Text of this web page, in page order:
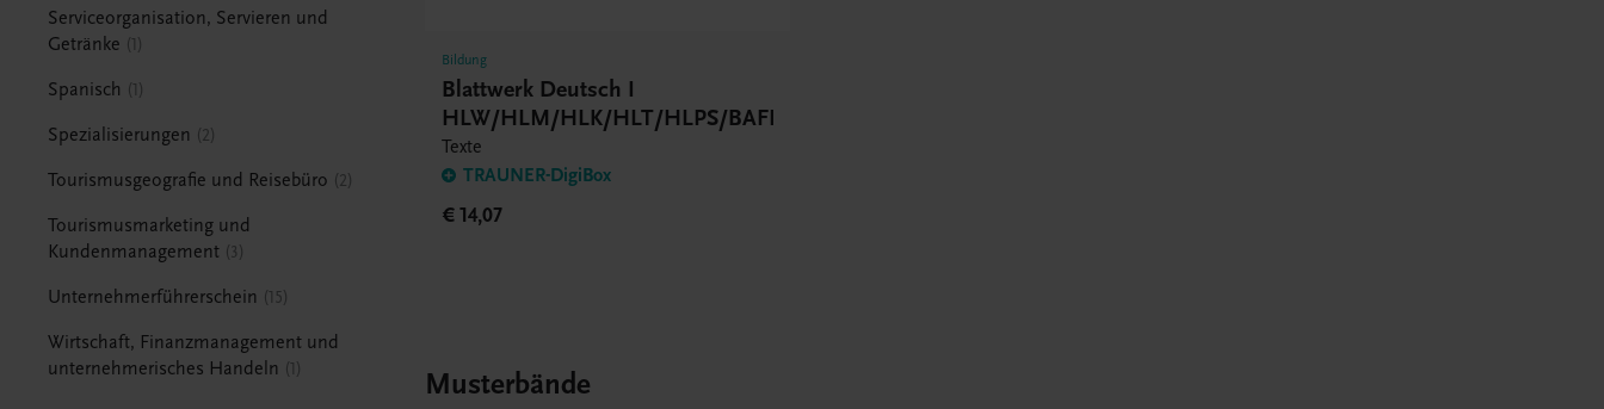
Serviceorganisation, Servieren und
Getränke
1
Spanisch 1
Spezialisierungen 2
Tourismusgeografie und Reisebüro 2
Tourismusmarketing und
Kundenmanagement
3
Unternehmerführerschein 15
Wirtschaft, Finanzmanagement und
unternehmerisches Handeln
1
Bildung
Blattwerk Deutsch I
HLW/HLM/HLK/HLT/HLPS/BAFEP/BASOP
Texte
TRAUNER-DigiBox
€ 14,07
Musterbände